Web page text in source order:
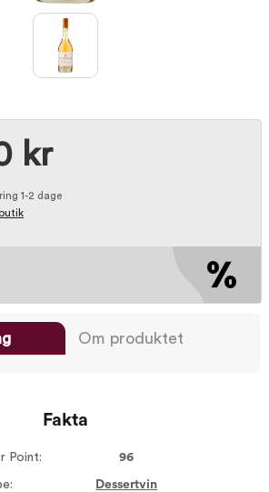
kr
1-2 dage
Om produktet
Fakta
Point: 96
Dessertvin